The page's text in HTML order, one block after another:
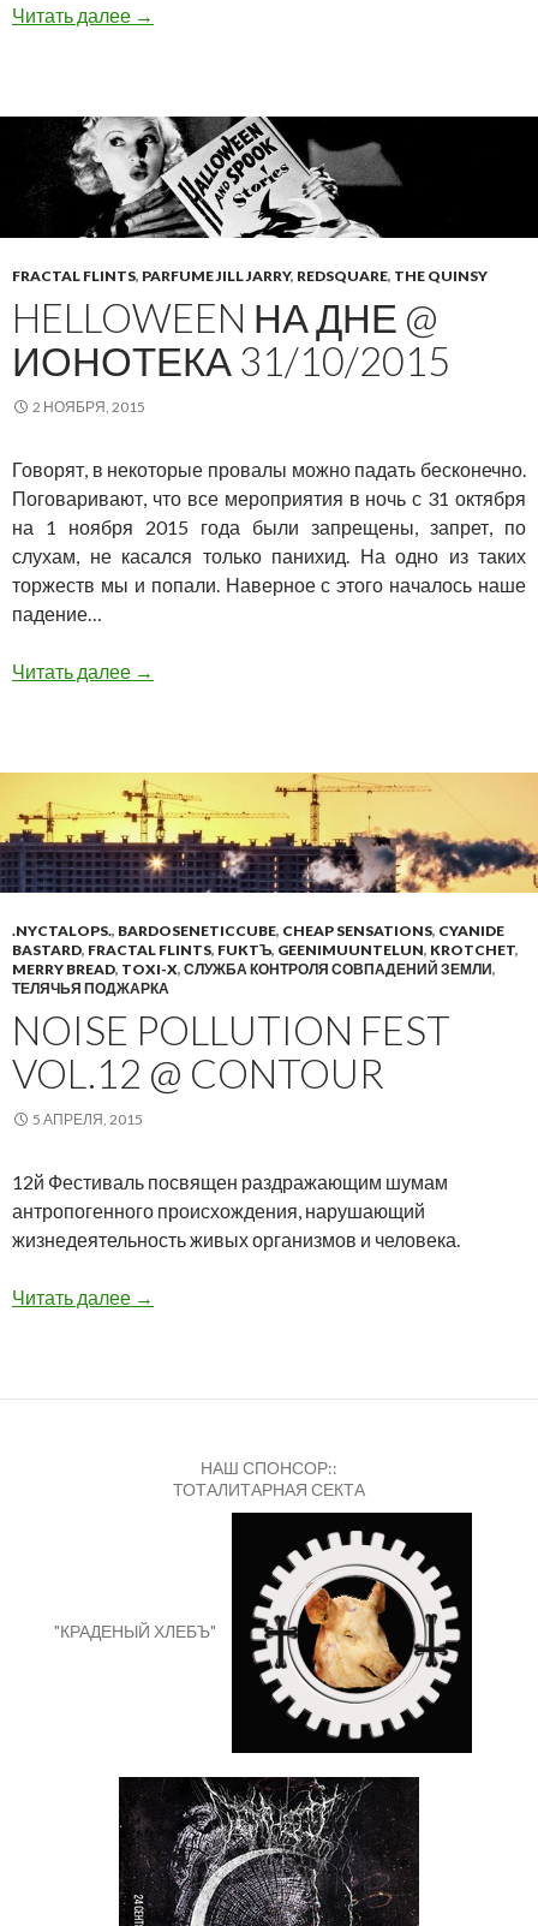
Читать далее Ultimate Thunder Fest 2
→
FRACTAL FLINTS, PARFUME JILL JARRY, REDSQUARE, THE QUINSY
HELLOWEEN НА ДНЕ @
ИОНОТЕКА 31/10/2015
2 НОЯБРЯ, 2015
Говорят, в некоторые провалы можно падать бесконечно.
Поговаривают, что все мероприятия в ночь с 31 октября
на 1 ноября 2015 года были запрещены, запрет, по
слухам, не касался только панихид. На одно из таких
торжеств мы и попали. Наверное с этого началось наше
падение…
Читать далее Helloween на дне @ Ионотека 31/10/2015
→
.NYCTALOPS., BARDOSENETICCUBE, CHEAP SENSATIONS, CYANIDE
BASTARD, FRACTAL FLINTS, FUKTЪ, GEENIMUUNTELUN, KROTCHET,
MERRY BREAD, TOXI-X, СЛУЖБА КОНТРОЛЯ СОВПАДЕНИЙ ЗЕМЛИ,
ТЕЛЯЧЬЯ ПОДЖАРКА
NOISE POLLUTION FEST
VOL.12 @ CONTOUR
5 АПРЕЛЯ, 2015
12й Фестиваль посвящен раздражающим шумам
антропогенного происхождения, нарушающий
жизнедеятельность живых организмов и человека.
Читать далее NOISE POLLUTION Fest Vol.12 @ CONTOUR
→
НАШ СПОНСОР::
ТОТАЛИТАРНАЯ СЕКТА
"КРАДЕНЫЙ ХЛЕБЪ"